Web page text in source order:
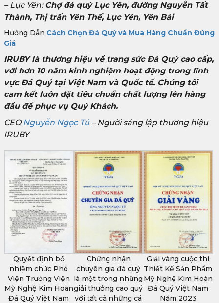
– Lục Yên: Chợ đá quý Lục Yên, đường Nguyễn Tất
Thành, Thị trấn Yên Thế, Lục Yên, Yên Bái
Hướng Dẫn Cách Chọn Đá Quý và Mua Hàng Chuẩn Đúng
Giá
IRUBY là thương hiệu về trang sức Đá Quý cao cấp,
với hơn 10 năm kinh nghiệm hoạt động trong lĩnh
vực Đá Quý tại Việt Nam và Quốc tế. Chúng tôi
cam kết luôn đặt tiêu chuẩn chất lượng lên hàng
đầu để phục vụ Quý Khách.
CEONguyễn Ngọc Tú– Người sáng lập thương hiệu
IRUBY
Quyết định bổ
nhiệm chức Phó
Viện Trưởng Viện
Mỹ Nghệ Kim Hoàn
Đá Quý Việt Nam
Chứng nhận
chuyên gia đá quý
là một trong những
giải thưởng cao quý
với tất cả những cá
Giải vàng cuộc thi
Thiết Kế Sản Phẩm
Mỹ Nghệ Kim Hoàn
Đá Quý Việt Nam
Năm 2023